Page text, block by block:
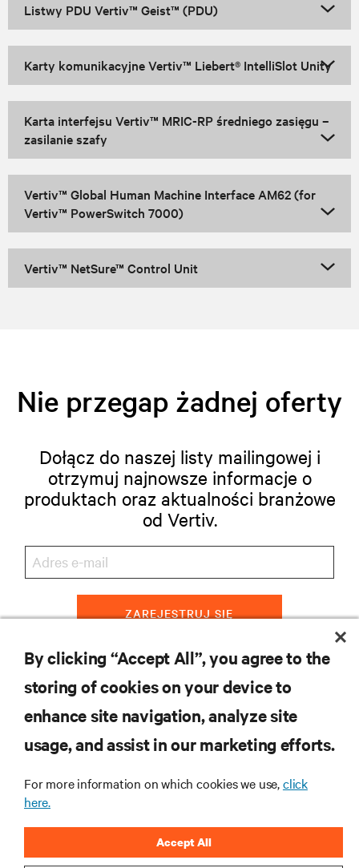
Listwy PDU Vertiv™ Geist™ (PDU)
Karty komunikacyjne Vertiv™ Liebert® IntelliSlot Unity
Karta interfejsu Vertiv™ MRIC-RP średniego zasięgu –
zasilanie szafy
Vertiv™ Global Human Machine Interface AM62 (for
Vertiv™ PowerSwitch 7000)
Vertiv™ NetSure™ Control Unit
Nie przegap żadnej oferty
Dołącz do naszej listy mailingowej i
otrzymuj najnowsze informacje o
produktach oraz aktualności branżowe
od Vertiv.
ZAREJESTRUJ SIĘ
WSPARCIE
O NAS
By clicking “Accept All”, you agree to the
storing of cookies on your device to
enhance site navigation, analyze site
usage, and assist in our marketing efforts.
For more information on which cookies we use,click
here.
Accept All